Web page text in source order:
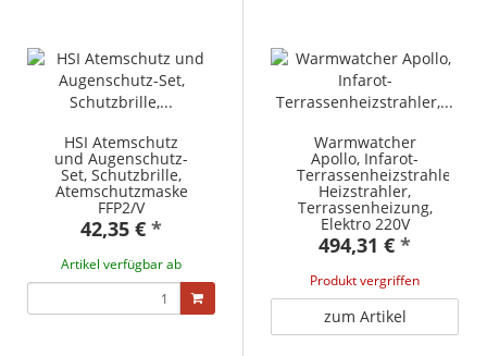
HSI Atemschutz
und Augenschutz-
Set, Schutzbrille,
Atemschutzmaske
FFP2/V
42,35 € *
Artikel verfügbar ab
Warmwatcher
Apollo, Infarot-
Terrassenheizstrahler,
Heizstrahler,
Terrassenheizung,
Elektro 220V
494,31 € *
Produkt vergriffen
zum Artikel